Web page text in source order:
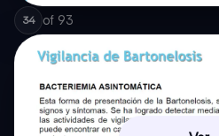
34 of 93